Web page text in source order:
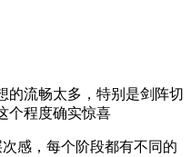
的流畅太多，特别是剑阵切
个程度确实惊喜
感，每个阶段都有不同的